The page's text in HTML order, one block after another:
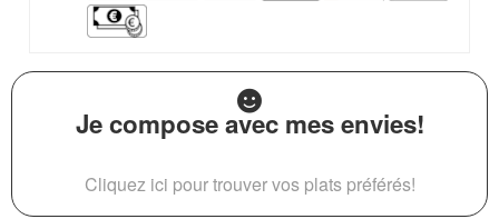
Je compose avec mes envies!
Cliquez ici pour trouver vos plats préférés!